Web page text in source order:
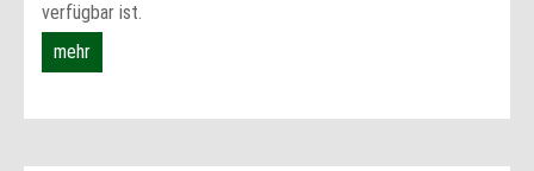
verfügbar ist.
mehr